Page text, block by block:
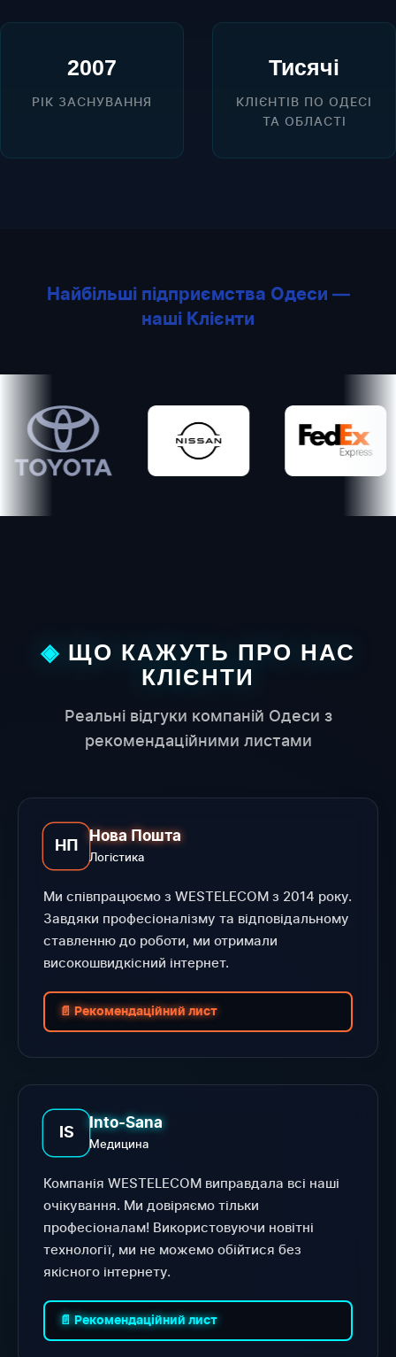
2007
РІК ЗАСНУВАННЯ
Тисячі
КЛІЄНТІВ ПО ОДЕСІ
ТА ОБЛАСТІ
Найбільші підприємства Одеси —
наші Клієнти
ЩО КАЖУТЬ ПРО НАС
КЛІЄНТИ
Реальні відгуки компаній Одеси з
рекомендаційними листами
НП
Нова Пошта
Логістика
Ми співпрацюємо з WESTELECOM з 2014 року.
Завдяки професіоналізму та відповідальному
ставленню до роботи, ми отримали
високошвидкісний інтернет.
📄 Рекомендаційний лист
IS
Into-Sana
Медицина
Компанія WESTELECOM виправдала всі наші
очікування. Ми довіряємо тільки
професіоналам! Використовуючи новітні
технології, ми не можемо обійтися без
якісного інтернету.
📄 Рекомендаційний лист